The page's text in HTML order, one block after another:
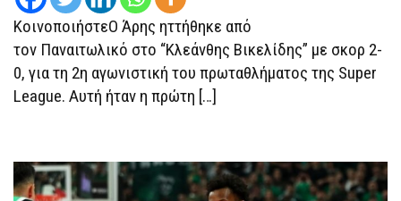
ΠΑΝΑΙΤΩΛΙΚΌΣ
ΚοινοποιήστεΟ Άρης ηττήθηκε από
τον Παναιτωλικό στο “Κλεάνθης Βικελίδης” με σκορ 2-
0, για τη 2η αγωνιστική του πρωταθλήματος της Super
League. Αυτή ήταν η πρώτη […]